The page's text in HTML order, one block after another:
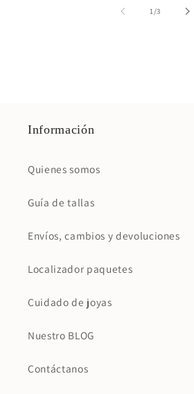
1/de
3
Información
Quienes somos
Guía de tallas
Envíos, cambios y devoluciones
Localizador paquetes
Cuidado de joyas
Nuestro BLOG
Contáctanos